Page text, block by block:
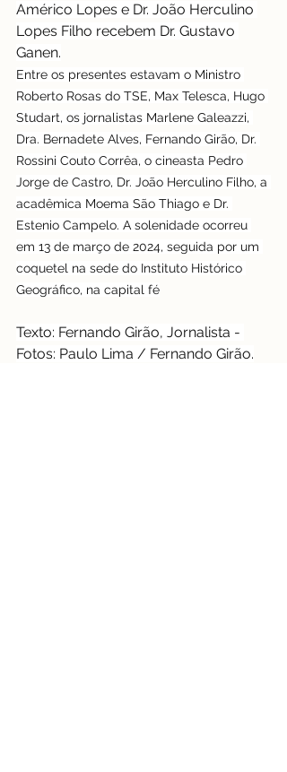
Américo Lopes e Dr. João Herculino
Lopes Filho recebem Dr. Gustavo
Ganen.
Entre os presentes estavam o Ministro
Roberto Rosas do TSE, Max Telesca, Hugo
Studart, os jornalistas Marlene Galeazzi,
Dra. Bernadete Alves, Fernando Girão, Dr.
Rossini Couto Corrêa, o cineasta Pedro
Jorge de Castro, Dr. João Herculino Filho, a
acadêmica Moema São Thiago e Dr.
Estenio Campelo. A solenidade ocorreu
em 13 de março de 2024, seguida por um
coquetel na sede do Instituto Histórico
Geográfico, na capital fé
Texto: Fernando Girão, Jornalista -
Fotos: Paulo Lima / Fernando Girão.